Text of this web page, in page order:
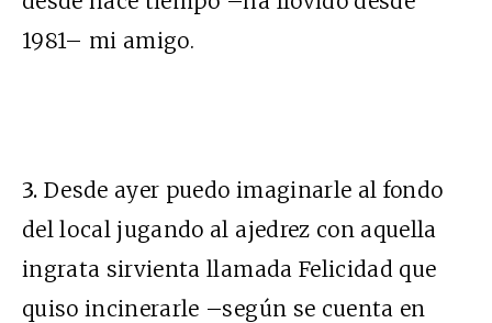
1981– mi amigo.
3. Desde ayer puedo imaginarle al fondo
del local jugando al ajedrez con aquella
ingrata sirvienta llamada Felicidad que
quiso incinerarle –según se cuenta en